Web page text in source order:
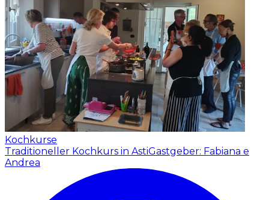
Kochkurse
Traditioneller Kochkurs in AstiGastgeber: Fabiana e
Andrea